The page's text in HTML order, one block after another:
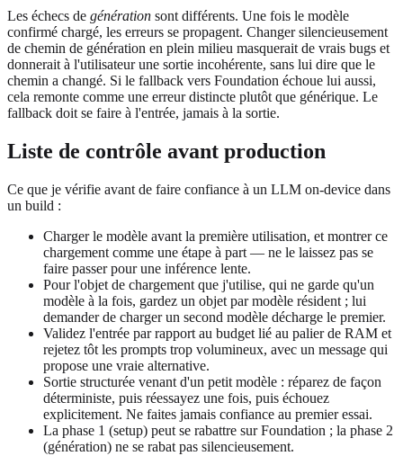
Les échecs de génération sont différents. Une fois le modèle
confirmé chargé, les erreurs se propagent. Changer silencieusement
de chemin de génération en plein milieu masquerait de vrais bugs et
donnerait à l'utilisateur une sortie incohérente, sans lui dire que le
chemin a changé. Si le fallback vers Foundation échoue lui aussi,
cela remonte comme une erreur distincte plutôt que générique. Le
fallback doit se faire à l'entrée, jamais à la sortie.
Liste de contrôle avant production
Ce que je vérifie avant de faire confiance à un LLM on-device dans
un build :
Charger le modèle avant la première utilisation, et montrer ce
chargement comme une étape à part — ne le laissez pas se
faire passer pour une inférence lente.
Pour l'objet de chargement que j'utilise, qui ne garde qu'un
modèle à la fois, gardez un objet par modèle résident ; lui
demander de charger un second modèle décharge le premier.
Validez l'entrée par rapport au budget lié au palier de RAM et
rejetez tôt les prompts trop volumineux, avec un message qui
propose une vraie alternative.
Sortie structurée venant d'un petit modèle : réparez de façon
déterministe, puis réessayez une fois, puis échouez
explicitement. Ne faites jamais confiance au premier essai.
La phase 1 (setup) peut se rabattre sur Foundation ; la phase 2
(génération) ne se rabat pas silencieusement.